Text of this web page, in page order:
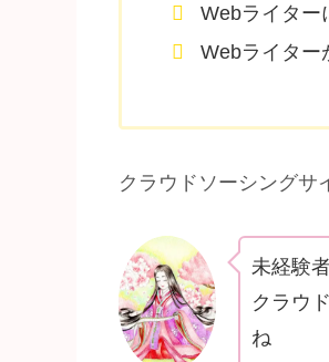
Webライター
Webライター
クラウドソーシングサ
未経験
クラウ
ね